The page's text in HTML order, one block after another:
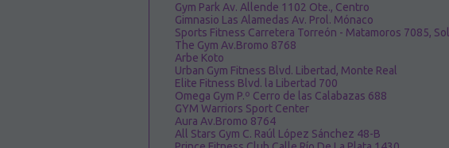
Gym Park Av. Allende 1102 Ote., Centro
Gimnasio Las Alamedas Av. Prol. Mónaco
Sports Fitness Carretera Torreón - Matamoros 7085,
The Gym Av.Bromo 8768
Arbe Koto
Urban Gym Fitness Blvd. Libertad, Monte Real
Elite Fitness Blvd. la Libertad 700
Omega Gym P.º Cerro de las Calabazas 688
GYM Warriors Sport Center
Aura Av.Bromo 8764
All Stars Gym C. Raúl López Sánchez 48-B